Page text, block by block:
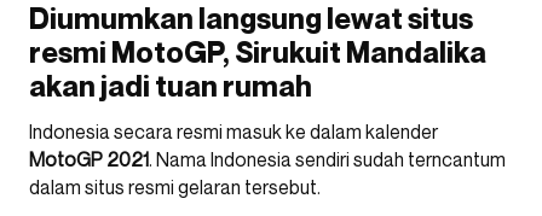
Diumumkan langsung lewat situs
resmi MotoGP, Sirukuit Mandalika
akan jadi tuan rumah
Indonesia secara resmi masuk ke dalam kalender
MotoGP 2021. Nama Indonesia sendiri sudah terncantum
dalam situs resmi gelaran tersebut.